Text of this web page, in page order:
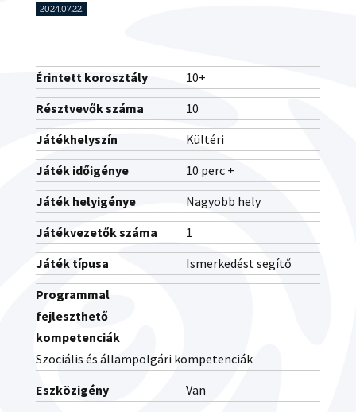
2024.07.22.
Érintett korosztály
10+
Résztvevők száma
10
Játékhelyszín
Kültéri
Játék időigénye
10 perc +
Játék helyigénye
Nagyobb hely
Játékvezetők száma
1
Játék típusa
Ismerkedést segítő
Programmal
fejleszthető
kompetenciák
Szociális és állampolgári kompetenciák
Eszközigény
Van